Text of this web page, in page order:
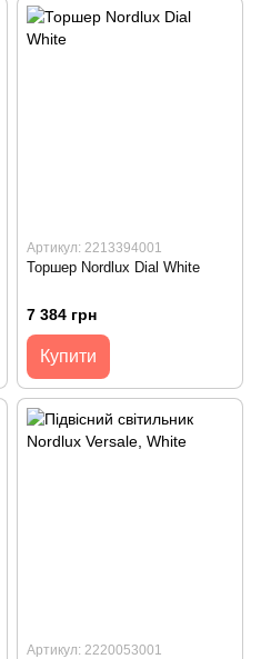
Артикул: 2213394001
Торшер Nordlux Dial White
7 384 грн
Купити
Артикул: 2220053001